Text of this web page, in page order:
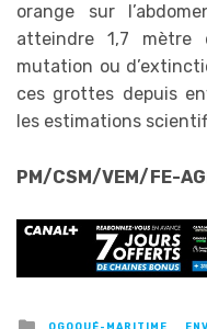
orange sur
atteindre 1,7
mutation ou
ces grottes depuis
les estimations
PM/CSM/VEM/FE-
Posted